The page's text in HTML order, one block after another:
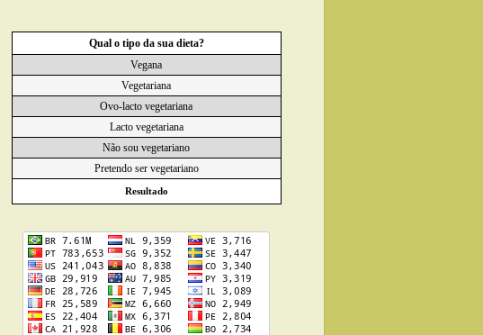
Qual o tipo da sua dieta?
Vegana
Vegetariana
Ovo-lacto vegetariana
Lacto vegetariana
Não sou vegetariano
Pretendo ser vegetariano
Resultado